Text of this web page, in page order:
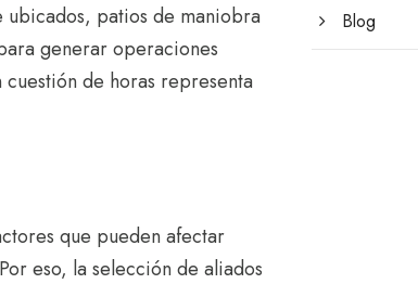
ubicados, patios de maniobra
generar operaciones
de horas representa
que pueden afectar
eso, la selección de aliados
Blog